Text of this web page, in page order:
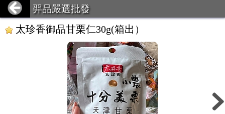
羿品嚴選批發
太珍香御品甘栗仁30g(箱出）